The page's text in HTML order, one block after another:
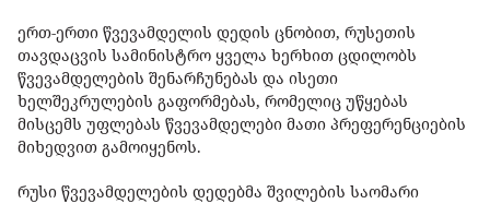
ერთ-ერთი წვევამდელის დედის ცნობით, რუსეთის
თავდაცვის სამინისტრო ყველა ხერხით ცდილობს
წვევამდელების შენარჩუნებას და ისეთი
ხელშეკრულების გაფორმებას, რომელიც უწყებას
მისცემს უფლებას წვევამდელები მათი პრეფერენციების
მიხედვით გამოიყენოს.
რუსი წვევამდელების დედებმა შვილების საომარი